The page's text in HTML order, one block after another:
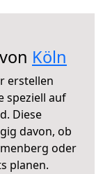
Köln
erstellen
speziell auf
Diese
davon, ob
oder
planen.